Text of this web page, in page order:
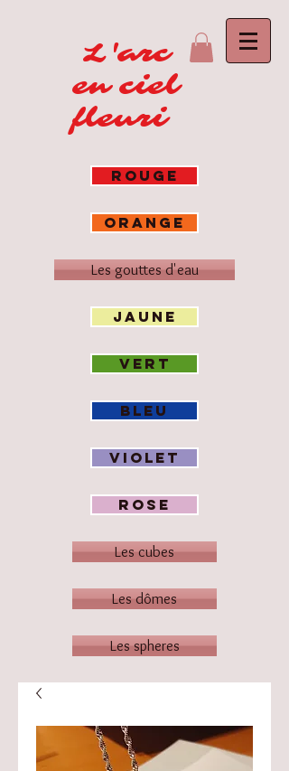
L'arc
en ciel
fleuri
ROUGE
ORANGE
Les gouttes d'eau
JAUNE
VERT
BLEU
VIOLET
ROSE
Les cubes
Les dômes
Les spheres